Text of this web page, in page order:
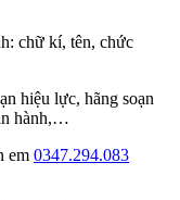
chữ kí, tên, chức
hiệu lực, hãng soạn
hành,…
em 0347.294.083